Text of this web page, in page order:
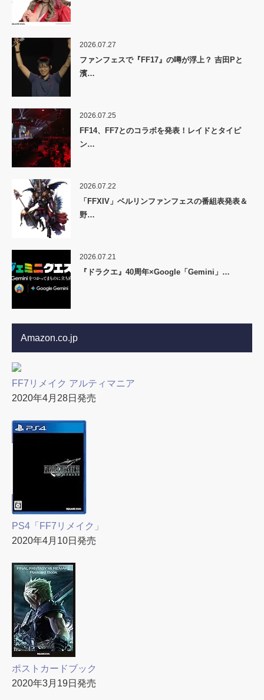
2026.07.27
ファンフェスで『FF17』の噂が浮上？ 吉田Pと
濱…
2026.07.25
FF14、FF7とのコラボを発表！レイドとタイピ
ン…
2026.07.22
「FFXIV」ベルリンファンフェスの番組表発表＆
野…
2026.07.21
『ドラクエ』40周年×Google「Gemini」…
Amazon.co.jp
FF7リメイク アルティマニア
2020年4月28日発売
PS4「FF7リメイク」
2020年4月10日発売
ポストカードブック
2020年3月19日発売